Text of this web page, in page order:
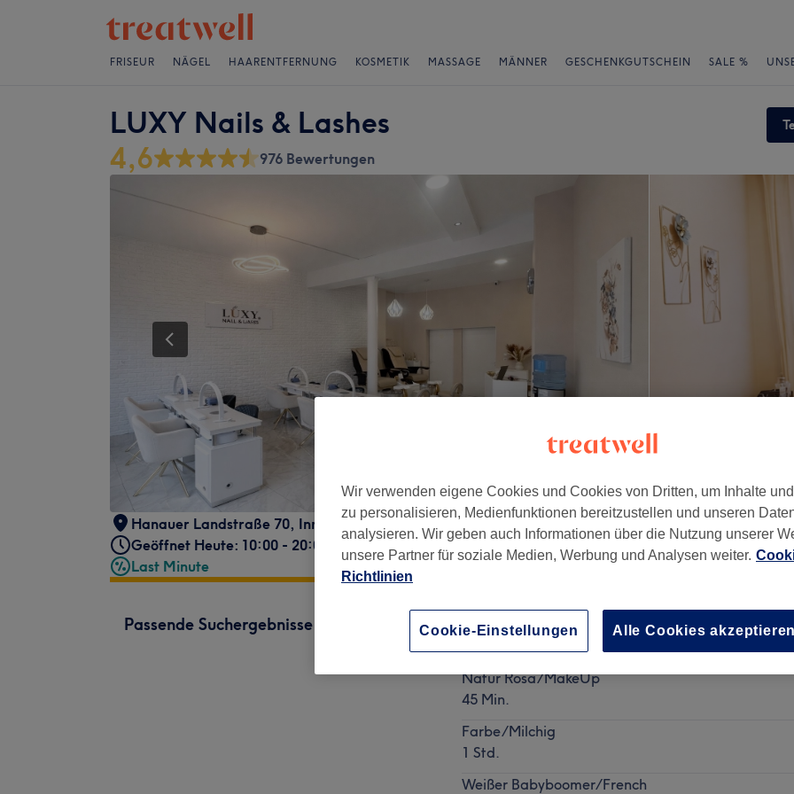
FRISEUR NÄGEL HAARENTFERNUNG KOSMETIK MASSAGE MÄNNER GESCHENKGUTSCHEIN SALE %
LUXY Nails & Lashes
4,6 976 Bewertungen
Hanauer Landstraße 70, Innenstadt IV, Frankfurt am Main, 60314
Geöffnet Heute: 10:00 - 20:00
Last Minute
Passende Suchergebnisse
Nagelmodellage - Neues Set mit Pulver-/UV Gel
Natur Rosa/MakeUp
45 Min.
Farbe/Milchig
1 Std.
Weißer Babyboomer/French
Wir verwenden eigene Cookies und Cookies von Dritten, um Inhalte
zu personalisieren, Medienfunktionen bereitzustellen und unseren
analysieren. Wir geben auch Informationen über die Nutzung unserer
unsere Partner für soziale Medien, Werbung und Analysen weiter.
Richtlinien
Cookie-Einstellungen Alle Cookies akzeptieren